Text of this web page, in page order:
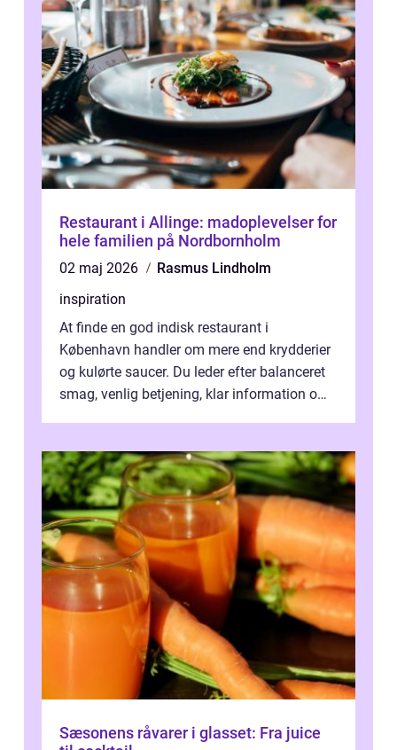
Restaurant i Allinge: madoplevelser for
hele familien på Nordbornholm
02 maj 2026
Rasmus Lindholm
inspiration
At finde en god indisk restaurant i
København handler om mere end krydderier
og kulørte saucer. Du leder efter balanceret
smag, venlig betjening, klar information om
Sæsonens råvarer i glasset: Fra juice